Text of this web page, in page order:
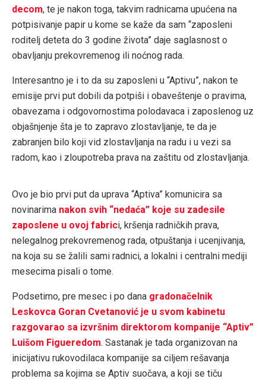
decom, te je nakon toga, takvim radnicama upućena na
potpisivanje papir u kome se kaže da sam “zaposleni
roditelj deteta do 3 godine života” daje saglasnost o
obavljanju prekovremenog ili noćnog rada.
Interesantno je i to da su zaposleni u “Aptivu”, nakon te
emisije prvi put dobili da potpiši i obaveštenje o pravima,
obavezama i odgovornostima polodavaca i zaposlenog uz
objašnjenje šta je to zapravo zlostavljanje, te da je
zabranjen bilo koji vid zlostavljanja na radu i u vezi sa
radom, kao i zloupotreba prava na zaštitu od zlostavljanja.
Ovo je bio prvi put da uprava “Aptiva” komunicira sa
novinarima nakon svih “nedaća” koje su zadesile
zaposlene u ovoj fabrici, kršenja radničkih prava,
nelegalnog prekovremenog rada, otpuštanja i ucenjivanja,
na koja su se žalili sami radnici, a lokalni i centralni mediji
mesecima pisali o tome.
Podsetimo, pre mesec i po dana gradonačelnik
Leskovca Goran Cvetanović je u svom kabinetu
razgovarao sa izvršnim direktorom kompanije “Aptiv”
Luišom Figueredom. Sastanak je tada organizovan na
inicijativu rukovodilaca kompanije sa ciljem rešavanja
problema sa kojima se Aptiv suočava, a koji se tiču